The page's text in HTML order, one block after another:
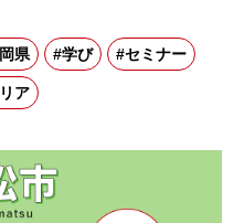
県 #学び #セミナー
ア